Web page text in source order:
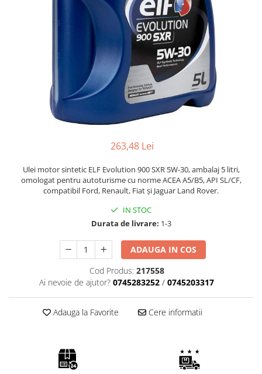
263,48 Lei
Ulei motor sintetic ELF Evolution 900 SXR 5W-30, ambalaj 5 litri,
omologat pentru autoturisme cu norme ACEA A5/B5, API SL/CF,
compatibil Ford, Renault, Fiat și Jaguar Land Rover.
IN STOC
Durata de livrare: 1-3
ADAUGA IN COS
Cod Produs: 217558
Ai nevoie de ajutor? 0745283252 / 0745203317
Adauga la Favorite Cere informatii